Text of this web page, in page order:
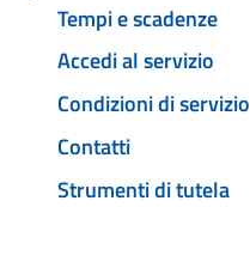
Tempi e scadenze
Accedi al servizio
Condizioni di servizio
Contatti
Strumenti di tutela